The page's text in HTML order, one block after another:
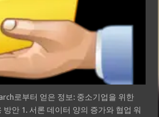
로부터 얻은 정보: 중소기업을 위한
방안 1. 서론 데이터 양의 증가와 협업 워